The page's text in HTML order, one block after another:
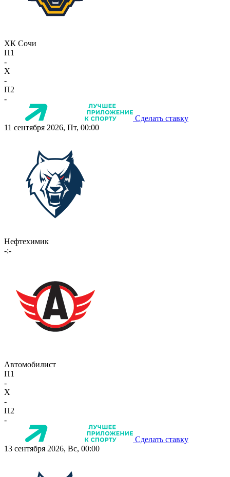
ХК Сочи
П1
-
X
-
П2
-
Сделать ставку
11 сентября 2026, Пт, 00:00
Нефтехимик
-:-
Автомобилист
П1
-
X
-
П2
-
Сделать ставку
13 сентября 2026, Вс, 00:00